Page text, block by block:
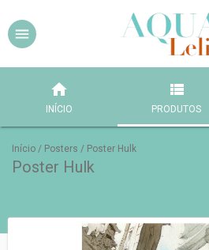
INÍCIO PRODUTOS
Início / Posters / Poster Hulk
Poster Hulk